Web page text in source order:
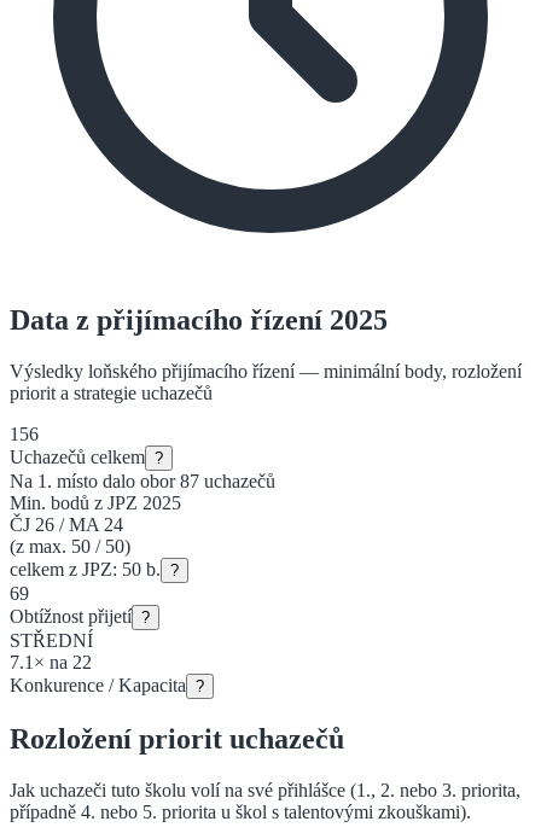
Data z přijímacího řízení 2025
Výsledky loňského přijímacího řízení — minimální body, rozložení
priorit a strategie uchazečů
156
Uchazečů celkem ?
Na 1. místo dalo obor87 uchazečů
Min. bodů z JPZ 2025
ČJ 26 /MA 24
(z max. 50 / 50)
celkem z JPZ: 50 b. ?
69
Obtížnost přijetí ?
STŘEDNÍ
7.1 × na 22
Konkurence / Kapacita ?
Rozložení priorit uchazečů
Jak uchazeči tuto školu volí na své přihlášce (1., 2. nebo 3. priorita,
případně 4. nebo 5. priorita u škol s talentovými zkouškami).